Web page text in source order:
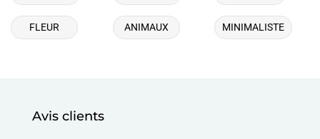
FLEUR ANIMAUX MINIMALISTE
Avis clients